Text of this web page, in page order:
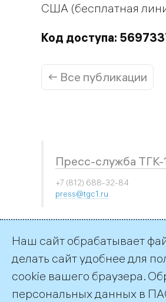
США (бесплатная
Код доступа:
← Все публикации
Пресс-служба ТГК-
+7 (812) 688-32-84
press@tgc1.ru
©2026 ПАО «ТГК–1»
Наш сайт обрабатывает
делать сайт удобнее для
cookie вашего браузера.
персональных данных в